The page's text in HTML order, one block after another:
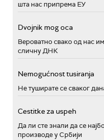
шта нас припрема ЕУ
Dvojnik mog oca
Вероватно свако од нас
сличну ДНК
Nemogućnost tusiranja
Не туширате се сваког
Cestitke za uspeh
Да ли сте знали да се
производе у Србији